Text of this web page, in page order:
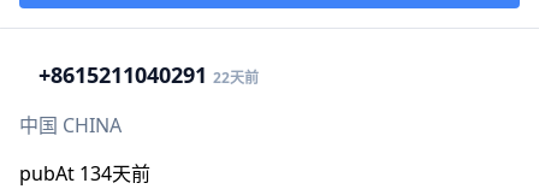
+8615211040291 22天前
中国 CHINA
pubAt 134天前